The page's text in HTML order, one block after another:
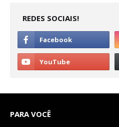
REDES SOCIAIS!
PARA VOCÊ